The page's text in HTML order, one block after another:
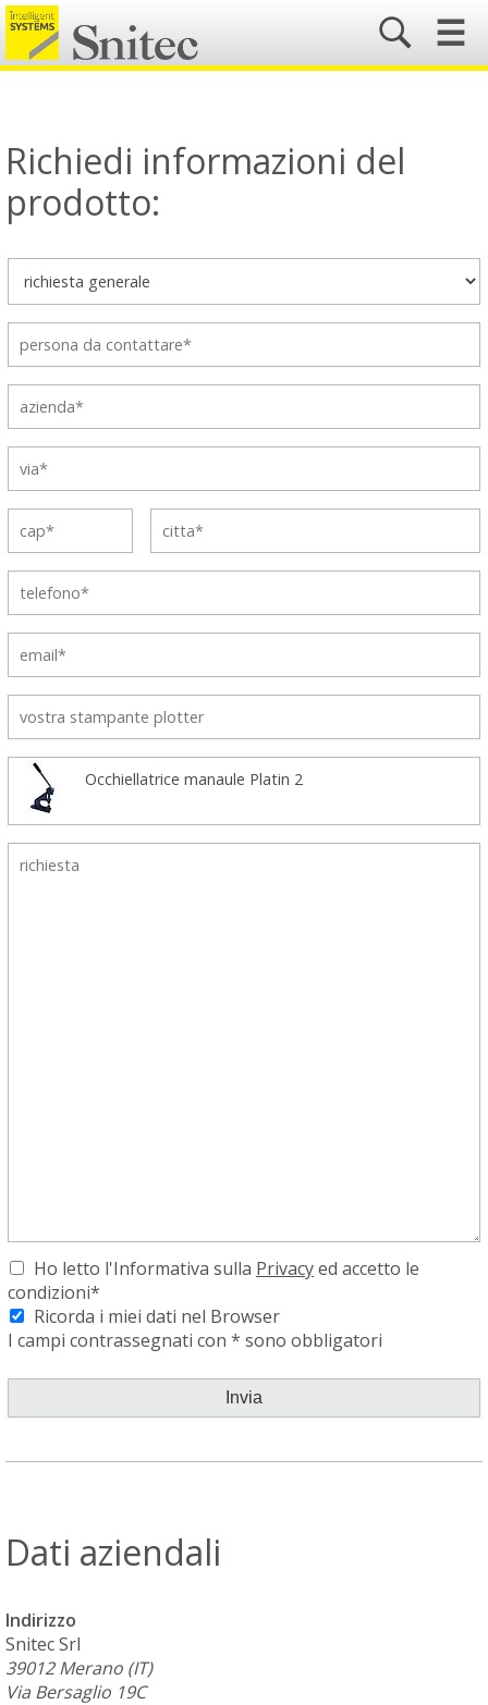
☰
Richiedi informazioni del
prodotto:
Ho letto l'Informativa sulla Privacyed accetto le
condizioni*
Ricorda i miei dati nel Browser
I campi contrassegnati con * sono obbligatori
Dati aziendali
Indirizzo
Snitec Srl
39012 Merano (IT)
Via Bersaglio 19C